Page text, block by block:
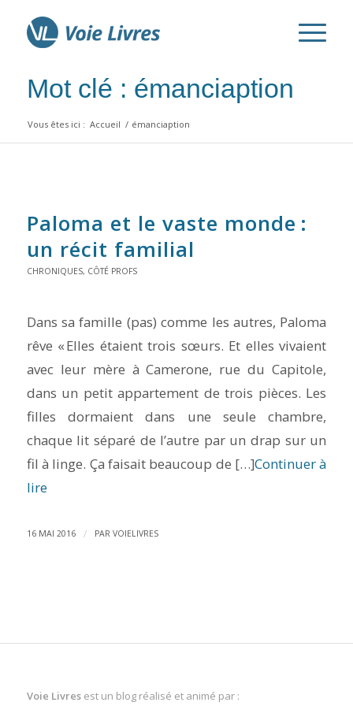
Mot clé : émanciaption
Vous êtes ici : Accueil / émanciaption
Paloma et le vaste monde :
un récit familial
CHRONIQUES, CÔTÉ PROFS
Dans sa famille (pas) comme les autres, Paloma
rêve « Elles étaient trois sœurs. Et elles vivaient
avec leur mère à Camerone, rue du Capitole,
dans un petit appartement de trois pièces. Les
filles dormaient dans une seule chambre,
chaque lit séparé de l’autre par un drap sur un
fil à linge. Ça faisait beaucoup de […]Continuer à
lire
16 MAI 2016 / PAR VOIELIVRES
Voie Livresest un blog réalisé et animé par :